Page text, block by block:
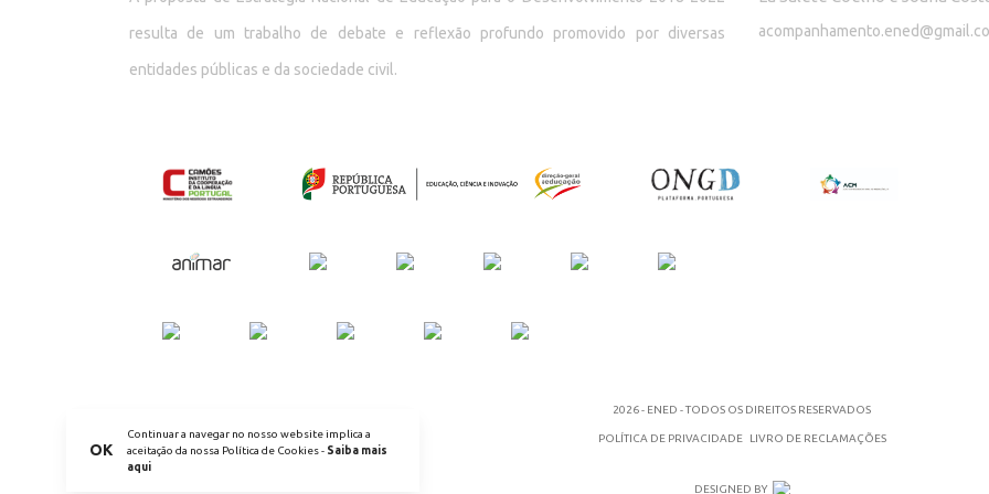
resulta de um trabalho de debate e reflexão profundo promovido por diversas
entidades públicas e da sociedade civil.
2026 - ENED - TODOS OS DIREITOS RESERVADOS
POLÍTICA DE PRIVACIDADE LIVRO DE RECLAMAÇÕES
DESIGNED BY
Continuar a navegar no nosso website implica a
aceitação da nossa Política de Cookies - Saiba mais
aqui
OK